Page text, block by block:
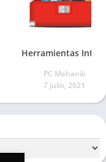
PC Mehanik
7 julio, 2021